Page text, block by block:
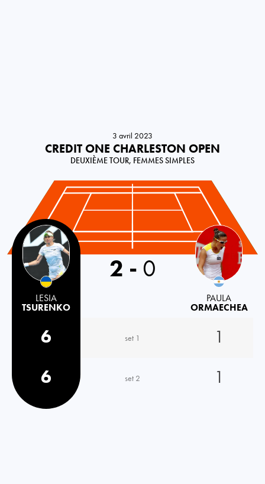
3 avril 2023
CREDIT ONE CHARLESTON OPEN
DEUXIÈME TOUR, FEMMES SIMPLES
Ukraine
LESIA
TSURENKO
2 - 0
PAULA
ORMAECHEA
6 set 1
1
6
set 2 1